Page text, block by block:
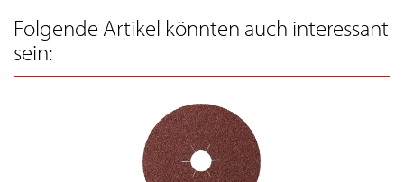
Folgende Artikel könnten auch interessant
sein: